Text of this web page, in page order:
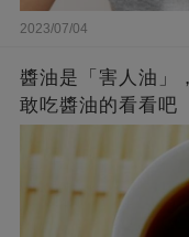
2023/07/04
醬油是「害人油」
敢吃醬油的看看吧